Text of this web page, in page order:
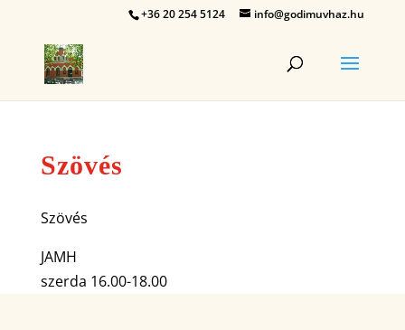
+36 20 254 5124 info@godimuvhaz.hu
Szövés
Szövés
JAMH
szerda 16.00-18.00